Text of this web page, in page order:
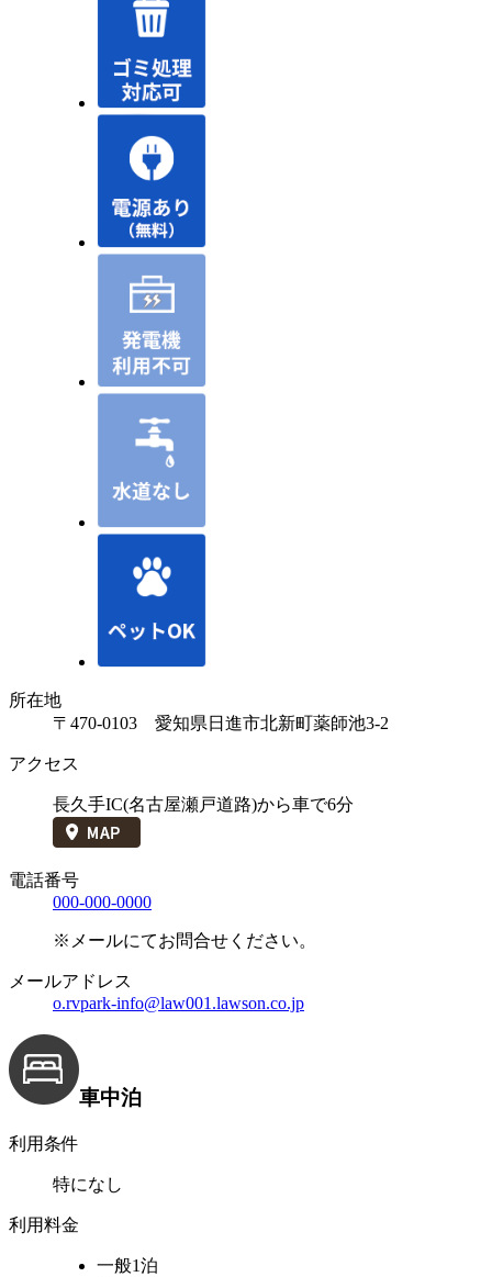
所在地
〒470-0103 愛知県日進市北新町薬師池3-2
アクセス
長久手IC(名古屋瀬戸道路)から車で6分
電話番号
000-000-0000
※メールにてお問合せください。
メールアドレス
o.rvpark-info@law001.lawson.co.jp
車中泊
利用条件
特になし
利用料金
一般1泊